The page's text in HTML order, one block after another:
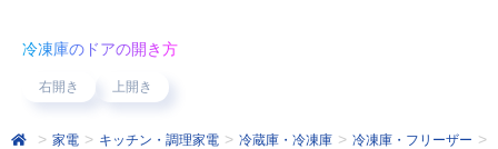
冷凍庫のドアの開き方
右開き 上開き
家電 キッチン・調理家電 冷蔵庫・冷凍庫 冷凍庫・フリーザー